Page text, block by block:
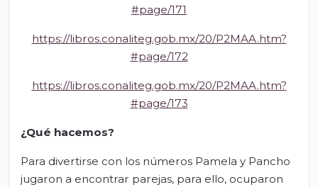
#page/171
https://libros.conaliteg.gob.mx/20/P2MAA.htm?
#page/172
https://libros.conaliteg.gob.mx/20/P2MAA.htm?
#page/173
¿Qué hacemos?
Para divertirse con los números Pamela y Pancho
jugaron a encontrar parejas, para ello, ocuparon